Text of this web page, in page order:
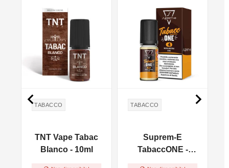
TABACCO
TNT Vape Tabac
Blanco - 10ml
TABACCO
Suprem-E
TabaccONE -
 